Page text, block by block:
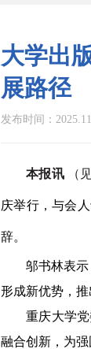
大学出
展路径
发布时间：
本报讯（
庆举行，与会
辞。
邬书林表示，
形成新优势，
重庆大学党委
融合创新，为强